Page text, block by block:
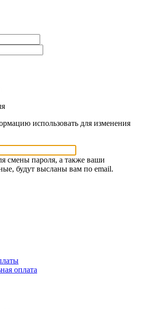
использовать для изменения
смены пароля, а также ваши
будут высланы вам по email.
оплата